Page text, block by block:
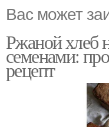
Вас может
Ржаной хлеб
семенами:
рецепт